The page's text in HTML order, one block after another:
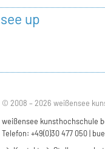
see up
© 2008 – 2026 weißensee
weißensee kunsthochschule
Telefon: +49(0)30 477 050 |